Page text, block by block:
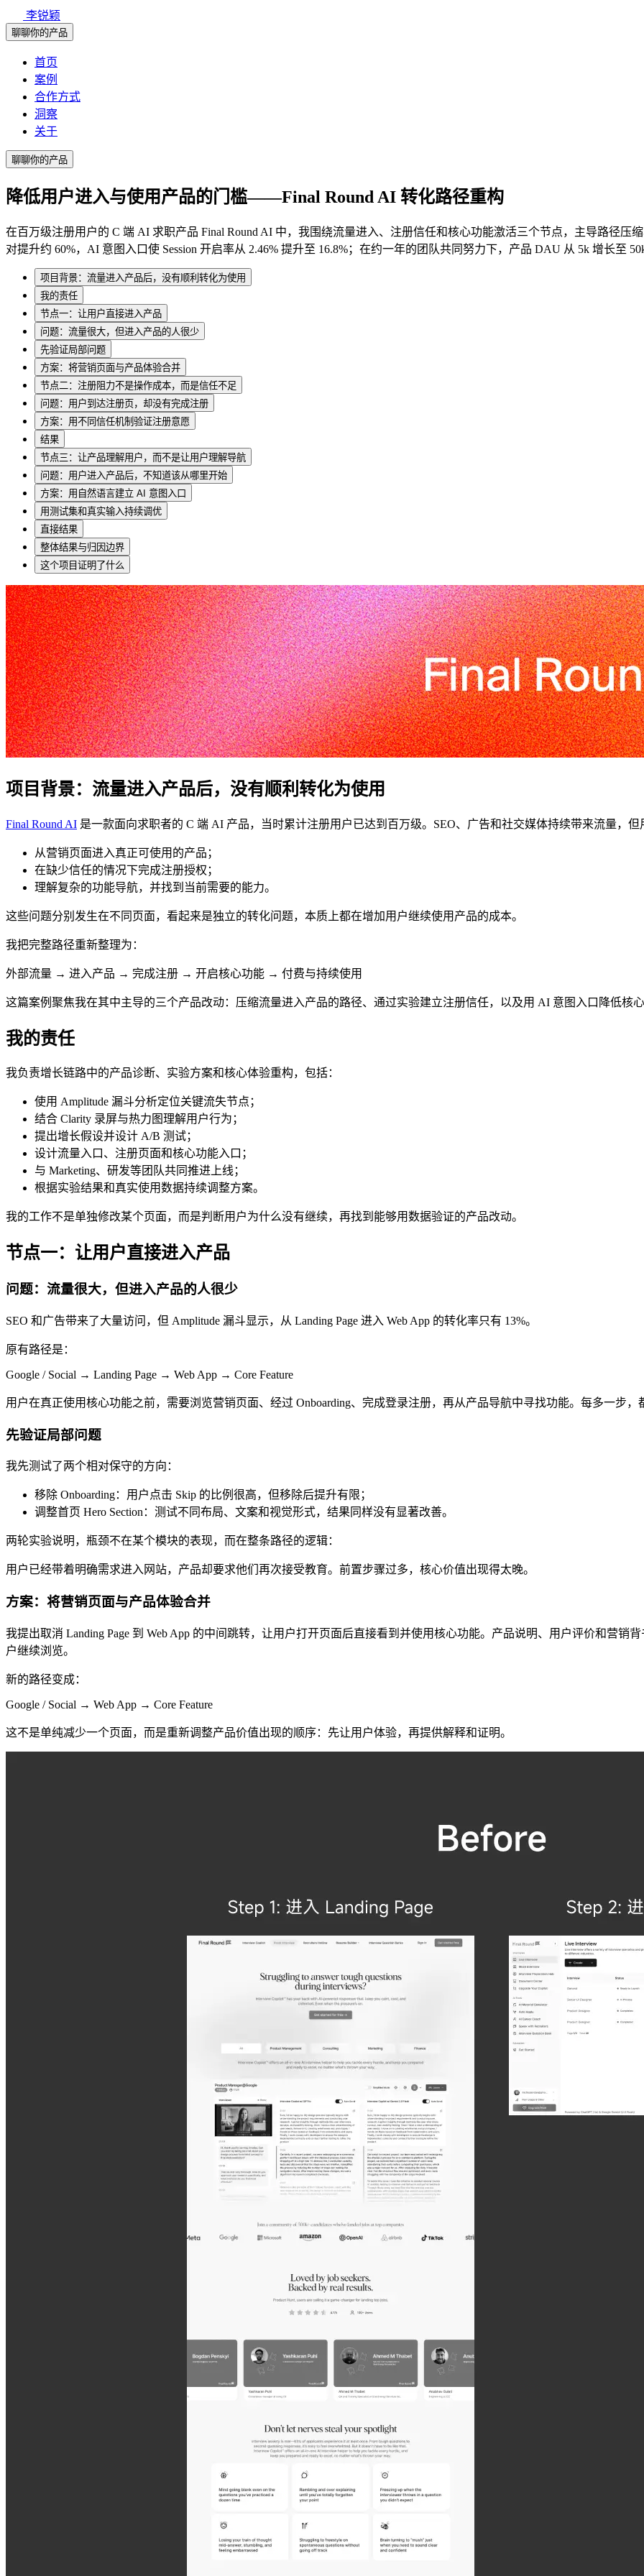
李锐颖
聊聊你的产品
首页
案例
合作方式
洞察
关于
聊聊你的产品
降低用户进入与使用产品的门槛——Final Round AI 转化路径重构
在百万级注册用户的 C 端 AI 求职产品 Final Round AI 中，我围绕流量进入、注册信任和核心功能激活三个节点，主导路径压
对提升约 60%，AI 意图入口使 Session 开启率从 2.46% 提升至 16.8%；在约一年的团队共同努力下，产品 DAU 从 5k 增长至
项目背景：流量进入产品后，没有顺利转化为使用
我的责任
节点一：让用户直接进入产品
问题：流量很大，但进入产品的人很少
先验证局部问题
方案：将营销页面与产品体验合并
节点二：注册阻力不是操作成本，而是信任不足
问题：用户到达注册页，却没有完成注册
方案：用不同信任机制验证注册意愿
结果
节点三：让产品理解用户，而不是让用户理解导航
问题：用户进入产品后，不知道该从哪里开始
方案：用自然语言建立 AI 意图入口
用测试集和真实输入持续调优
直接结果
整体结果与归因边界
这个项目证明了什么
项目背景：流量进入产品后，没有顺利转化为使用
Final Round AI 是一款面向求职者的 C 端 AI 产品，当时累计注册用户已达到百万级。SEO、广告和社交媒体持续带来流量，
从营销页面进入真正可使用的产品；
在缺少信任的情况下完成注册授权；
理解复杂的功能导航，并找到当前需要的能力。
这些问题分别发生在不同页面，看起来是独立的转化问题，本质上都在增加用户继续使用产品的成本。
我把完整路径重新整理为：
外部流量 → 进入产品 → 完成注册 → 开启核心功能 → 付费与持续使用
这篇案例聚焦我在其中主导的三个产品改动：压缩流量进入产品的路径、通过实验建立注册信任，以及用 AI 意图入口降低核心
我的责任
我负责增长链路中的产品诊断、实验方案和核心体验重构，包括：
使用 Amplitude 漏斗分析定位关键流失节点；
结合 Clarity 录屏与热力图理解用户行为；
提出增长假设并设计 A/B 测试；
设计流量入口、注册页面和核心功能入口；
与 Marketing、研发等团队共同推进上线；
根据实验结果和真实使用数据持续调整方案。
我的工作不是单独修改某个页面，而是判断用户为什么没有继续，再找到能够用数据验证的产品改动。
节点一：让用户直接进入产品
问题：流量很大，但进入产品的人很少
SEO 和广告带来了大量访问，但 Amplitude 漏斗显示，从 Landing Page 进入 Web App 的转化率只有 13%。
原有路径是：
Google / Social → Landing Page → Web App → Core Feature
用户在真正使用核心功能之前，需要浏览营销页面、经过 Onboarding、完成登录注册，再从产品导航中寻找功能。每多一步，
先验证局部问题
我先测试了两个相对保守的方向：
移除 Onboarding：用户点击 Skip 的比例很高，但移除后提升有限；
调整首页 Hero Section：测试不同布局、文案和视觉形式，结果同样没有显著改善。
两轮实验说明，瓶颈不在某个模块的表现，而在整条路径的逻辑：
用户已经带着明确需求进入网站，产品却要求他们再次接受教育。前置步骤过多，核心价值出现得太晚。
方案：将营销页面与产品体验合并
我提出取消 Landing Page 到 Web App 的中间跳转，让用户打开页面后直接看到并使用核心功能。产品说明、用户评价和营销
户继续浏览。
新的路径变成：
Google / Social → Web App → Core Feature
这不是单纯减少一个页面，而是重新调整产品价值出现的顺序：先让用户体验，再提供解释和证明。